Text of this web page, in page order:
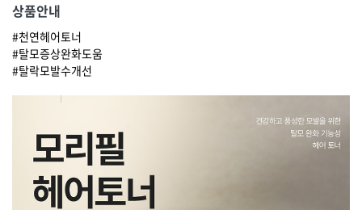
상품안내
#천연헤어토너
#탈모증상완화도움
#탈락모발수개선